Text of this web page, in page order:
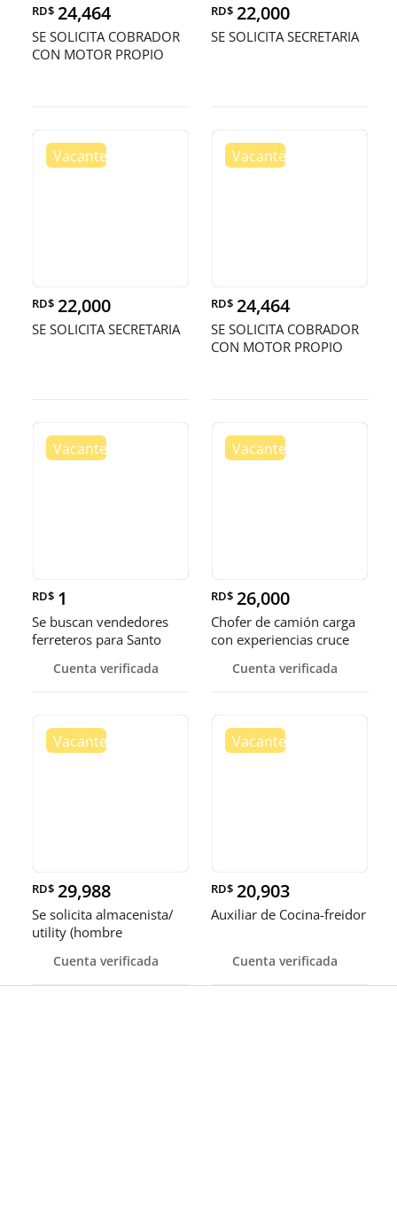
RD$ 24,464
SE SOLICITA COBRADOR
CON MOTOR PROPIO
RD$ 22,000
SE SOLICITA SECRETARIA
RD$ 22,000
SE SOLICITA SECRETARIA
RD$ 24,464
SE SOLICITA COBRADOR
CON MOTOR PROPIO
RD$ 1
Se buscan vendedores
ferreteros para Santo
Cuenta verificada
RD$ 26,000
Chofer de camión carga
con experiencias cruce
Cuenta verificada
RD$ 29,988
Se solicita almacenista/
utility (hombre
Cuenta verificada
RD$ 20,903
Auxiliar de Cocina-freidor
Cuenta verificada